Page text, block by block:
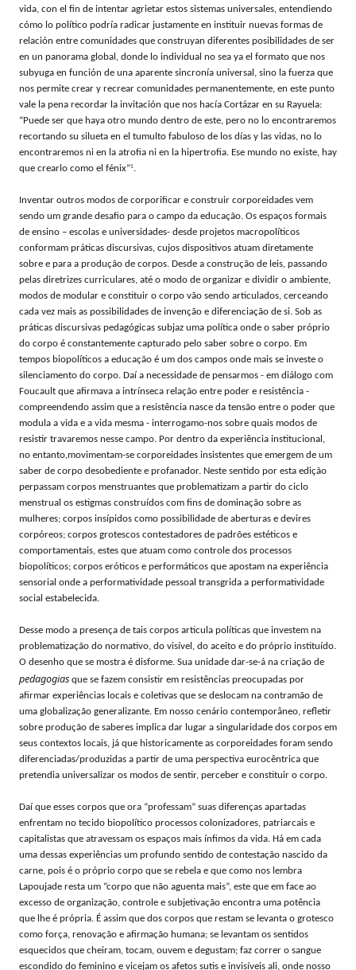
vida, con el fin de intentar agrietar estos sistemas universales, entendiendo
cómo lo político podría radicar justamente en instituir nuevas formas de
relación entre comunidades que construyan diferentes posibilidades de ser
en un panorama global, donde lo individual no sea ya el formato que nos
subyuga en función de una aparente sincronía universal, sino la fuerza que
nos permite crear y recrear comunidades permanentemente, en este punto
vale la pena recordar la invitación que nos hacía Cortázar en su Rayuela:
“Puede ser que haya otro mundo dentro de este, pero no lo encontraremos
recortando su silueta en el tumulto fabuloso de los días y las vidas, no lo
encontraremos ni en la atrofia ni en la hipertrofia. Ese mundo no existe, hay
que crearlo como el fénix”1.
Inventar outros modos de corporificar e construir corporeidades vem
sendo um grande desafio para o campo da educação. Os espaços formais
de ensino – escolas e universidades- desde projetos macropolíticos
conformam práticas discursivas, cujos dispositivos atuam diretamente
sobre e para a produção de corpos. Desde a construção de leis, passando
pelas diretrizes curriculares, até o modo de organizar e dividir o ambiente,
modos de modular e constituir o corpo vão sendo articulados, cerceando
cada vez mais as possibilidades de invenção e diferenciação de si. Sob as
práticas discursivas pedagógicas subjaz uma política onde o saber próprio
do corpo é constantemente capturado pelo saber sobre o corpo. Em
tempos biopolíticos a educação é um dos campos onde mais se investe o
silenciamento do corpo. Daí a necessidade de pensarmos - em diálogo com
Foucault que afirmava a intrínseca relação entre poder e resistência -
compreendendo assim que a resistência nasce da tensão entre o poder que
modula a vida e a vida mesma - interrogamo-nos sobre quais modos de
resistir travaremos nesse campo. Por dentro da experiência institucional,
no entanto,movimentam-se corporeidades insistentes que emergem de um
saber de corpo desobediente e profanador. Neste sentido por esta edição
perpassam corpos menstruantes que problematizam a partir do ciclo
menstrual os estigmas construídos com fins de dominação sobre as
mulheres; corpos insípidos como possibilidade de aberturas e devires
corpóreos; corpos grotescos contestadores de padrões estéticos e
comportamentais, estes que atuam como controle dos processos
biopolíticos; corpos eróticos e performáticos que apostam na experiência
sensorial onde a performatividade pessoal transgrida a performatividade
social estabelecida.
Desse modo a presença de tais corpos articula políticas que investem na
problematização do normativo, do visível, do aceito e do próprio instituído.
O desenho que se mostra é disforme. Sua unidade dar-se-á na criação de
pedagogias que se fazem consistir em resistências preocupadas por
afirmar experiências locais e coletivas que se deslocam na contramão de
uma globalização generalizante. Em nosso cenário contemporâneo, refletir
sobre produção de saberes implica dar lugar a singularidade dos corpos em
seus contextos locais, já que historicamente as corporeidades foram sendo
diferenciadas/produzidas a partir de uma perspectiva eurocêntrica que
pretendia universalizar os modos de sentir, perceber e constituir o corpo.
Daí que esses corpos que ora “professam” suas diferenças apartadas
enfrentam no tecido biopolítico processos colonizadores, patriarcais e
capitalistas que atravessam os espaços mais ínfimos da vida. Há em cada
uma dessas experiências um profundo sentido de contestação nascido da
carne, pois é o próprio corpo que se rebela e que como nos lembra
Lapoujade resta um “corpo que não aguenta mais”, este que em face ao
excesso de organização, controle e subjetivação encontra uma potência
que lhe é própria. É assim que dos corpos que restam se levanta o grotesco
como força, renovação e afirmação humana; se levantam os sentidos
esquecidos que cheiram, tocam, ouvem e degustam; faz correr o sangue
escondido do feminino e vicejam os afetos sutis e invisíveis ali, onde nosso